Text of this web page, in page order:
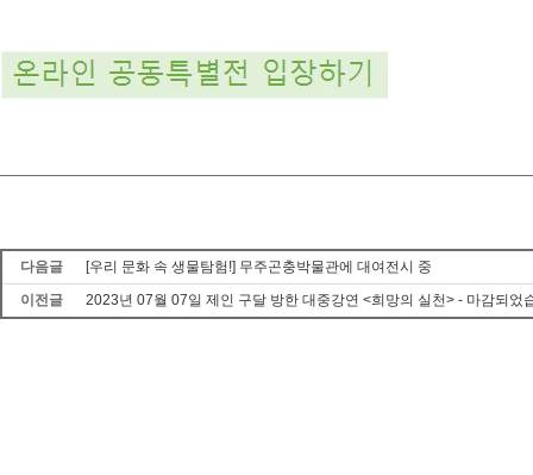
다음글
[우리 문화 속 생물탐험!] 무주곤충박물관에 대여전시 중
이전글
2023년 07월 07일 제인 구달 방한 대중강연 <희망의 실천> - 마감되었